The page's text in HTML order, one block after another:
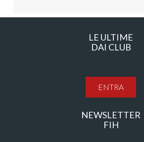
LE ULTIME
DAI CLUB
ENTRA
NEWSLETTER
FIH